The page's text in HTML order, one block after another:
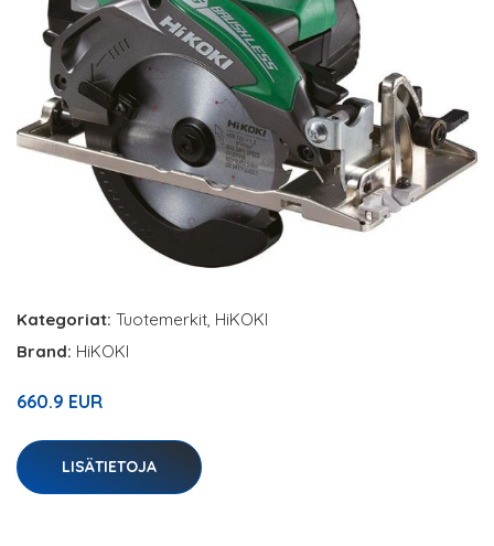
Kategoriat: Tuotemerkit, HiKOKI
Brand: HiKOKI
660.9 EUR
LISÄTIETOJA